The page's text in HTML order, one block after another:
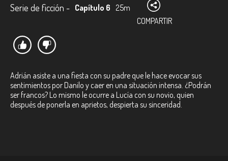
Serie de ficción - Capítulo 6 25m
COMPARTIR
Adrián asiste a una fiesta con su padre que le hace evocar sus
sentimientos por Danilo y caer en una situación intensa. ¿Podrán
ser francos? Lo mismo le ocurre a Lucía con su novio, quien
después de ponerla en aprietos, despierta su sinceridad.